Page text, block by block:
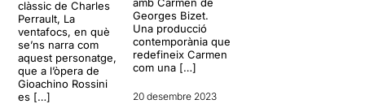
clàssic de Charles
Perrault, La
ventafocs, en què
se’ns narra com
aquest personatge,
que a l’òpera de
Gioachino Rossini
es […]
Georges Bizet.
Una producció
contemporània que
redefineix Carmen
com una […]
20 desembre 2023